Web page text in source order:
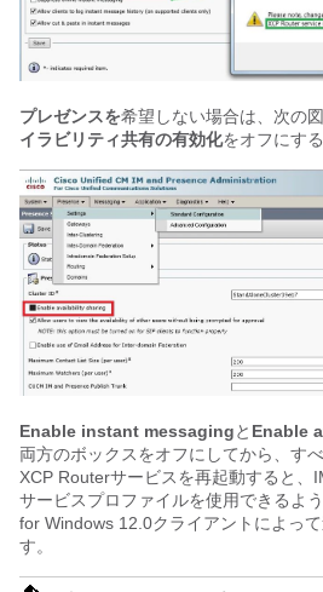
プレゼンスを希望しない場合は、次の
イラビリティ共有の有効化をオフにす
Enable instant messagingと Enable
両方のボックスをオフにしてから、す
XCP Routerサービスを再起動すると、
サービスプロファイルを使用できるよ
for Windows 12.0クライアントによっ
す。